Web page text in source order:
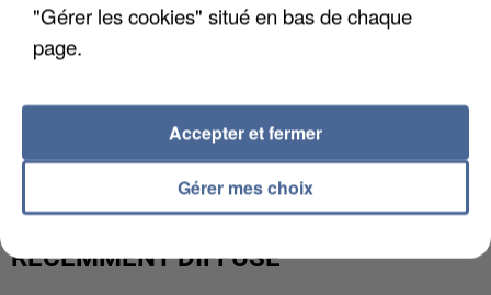
UNE TOURISTE DE L’OISE EMPORTÉE PAR UNE
COULÉE DE BOUE EN HAUTE-SAVOIE
RÉCEMMENT DIFFUSÉ
"Gérer les cookies" situé en bas de chaque
page.
Gérer mes choix
Accepter et fermer